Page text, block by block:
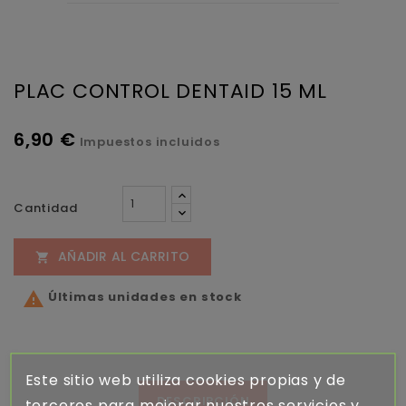
PLAC CONTROL DENTAID 15 ML
6,90 € Impuestos incluidos
Cantidad
 AÑADIR AL CARRITO
 Últimas unidades en stock
DESCRIPCIÓN
Este sitio web utiliza cookies propias y de